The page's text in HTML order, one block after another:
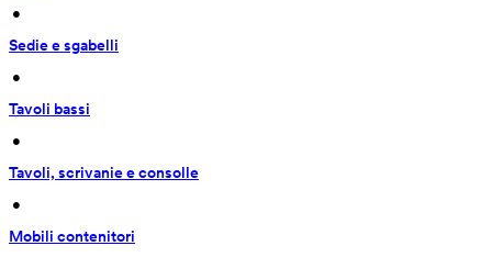
•
Sedie e sgabelli
•
Tavoli bassi
•
Tavoli, scrivanie e consolle
•
Mobili contenitori